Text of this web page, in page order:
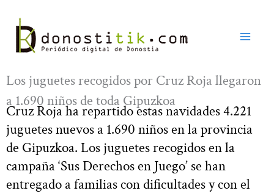
contenido
Los juguetes recogidos por Cruz Roja llegaron
a 1.690 niños de toda Gipuzkoa
Cruz Roja ha repartido estas navidades 4.221
juguetes nuevos a 1.690 niños en la provincia
de Gipuzkoa. Los juguetes recogidos en la
campaña ‘Sus Derechos en Juego’ se han
entregado a familias con dificultades y con el